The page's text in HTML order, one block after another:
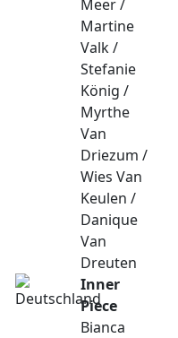
Meer /
Martine
Valk /
Stefanie
König /
Myrthe
Van
Driezum /
Wies Van
Keulen /
Danique
Van
Dreuten
Inner
Piece
Bianca